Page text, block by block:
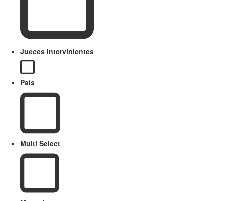
Jueces intervinientes
País
Multi Select